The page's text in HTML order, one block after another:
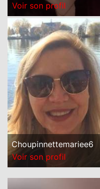
Voir son profil
Choupinnettemariee6
Voir son profil